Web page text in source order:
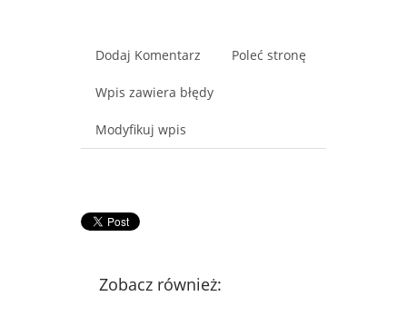
Dodaj Komentarz Poleć stronę
Wpis zawiera błędy
Modyfikuj wpis
Zobacz również: